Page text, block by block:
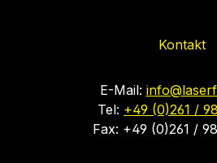
Kontakt
E-Mail:
Tel: +49 (0)261 /
Fax: +49 (0)261 /